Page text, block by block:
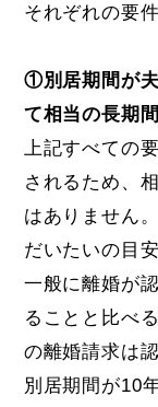
それぞれの要
①別居期間が
て相当の長期間
上記すべての
されるため、
はありません。
だいたいの目
一般に離婚が
ることと比べ
の離婚請求は
別居期間が10